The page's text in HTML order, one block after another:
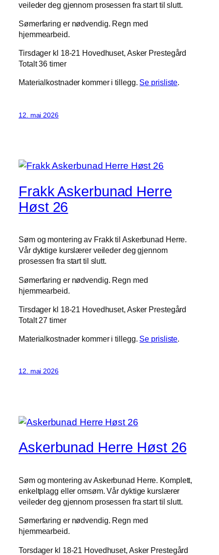
veileder deg gjennom prosessen fra start til slutt.
Sømerfaring er nødvendig. Regn med
hjemmearbeid.
Tirsdager kl 18-21 Hovedhuset, Asker Prestegård
Totalt 36 timer
Materialkostnader kommer i tillegg. Se prisliste.
12. mai 2026
Frakk Askerbunad Herre
Høst 26
Søm og montering av Frakk til Askerbunad Herre.
Vår dyktige kurslærer veileder deg gjennom
prosessen fra start til slutt.
Sømerfaring er nødvendig. Regn med
hjemmearbeid.
Tirsdager kl 18-21 Hovedhuset, Asker Prestegård
Totalt 27 timer
Materialkostnader kommer i tillegg. Se prisliste.
12. mai 2026
Askerbunad Herre Høst 26
Søm og montering av Askerbunad Herre. Komplett,
enkeltplagg eller omsøm. Vår dyktige kurslærer
veileder deg gjennom prosessen fra start til slutt.
Sømerfaring er nødvendig. Regn med
hjemmearbeid.
Torsdager kl 18-21 Hovedhuset, Asker Prestegård